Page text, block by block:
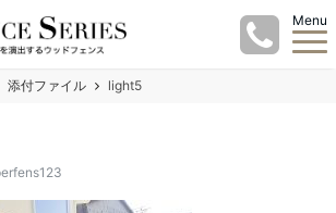
Menu
添付ファイル light5